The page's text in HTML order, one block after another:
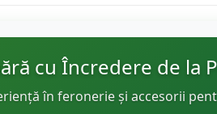
cu Încredere de la
în feronerie și accesorii